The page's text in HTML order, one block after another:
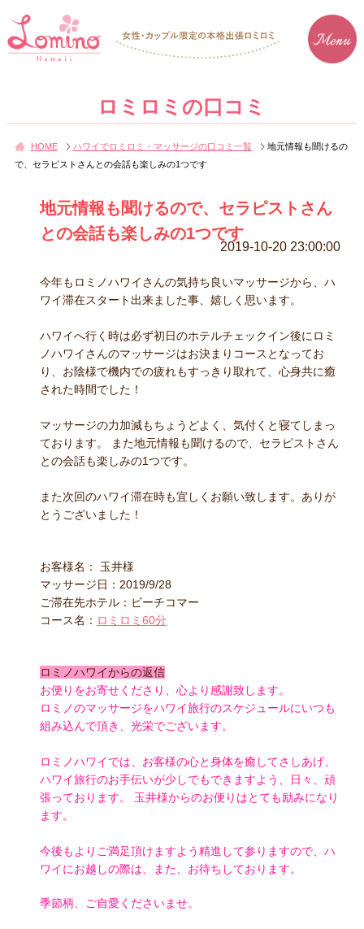
ロミロミの口コミ
HOME ハワイでロミロミ・マッサージの口コミ一覧
地元情報も聞けるの
で、セラピストさんとの会話も楽しみの1つです
地元情報も聞けるので、セラピストさん
との会話も楽しみの1つです
2019-10-20 23:00:00
今年もロミノハワイさんの気持ち良いマッサージから、ハ
ワイ滞在スタート出来ました事、嬉しく思います。
ハワイへ行く時は必ず初日のホテルチェックイン後にロミ
ノハワイさんのマッサージはお決まりコースとなってお
り、お陰様で機内での疲れもすっきり取れて、心身共に癒
された時間でした！
マッサージの力加減もちょうどよく、気付くと寝てしまっ
ております。 また地元情報も聞けるので、セラピストさん
との会話も楽しみの1つです。
また次回のハワイ滞在時も宜しくお願い致します。ありが
とうございました！
お客様名： 玉井様
マッサージ日：2019/9/28
ご滞在先ホテル：ビーチコマー
コース名： ロミロミ60分
ロミノハワイからの返信
お便りをお寄せくださり、心より感謝致します。
ロミノのマッサージをハワイ旅行のスケジュールにいつも
組み込んで頂き、光栄でございます。
ロミノハワイでは、お客様の心と身体を癒してさしあげ、
ハワイ旅行のお手伝いが少しでもできますよう、日々、頑
張っております。 玉井様からのお便りはとても励みになり
ます。
今後もよりご満足頂けますよう精進して参りますので、ハ
ワイにお越しの際は、また、お待ちしております。
季節柄、ご自愛くださいませ。